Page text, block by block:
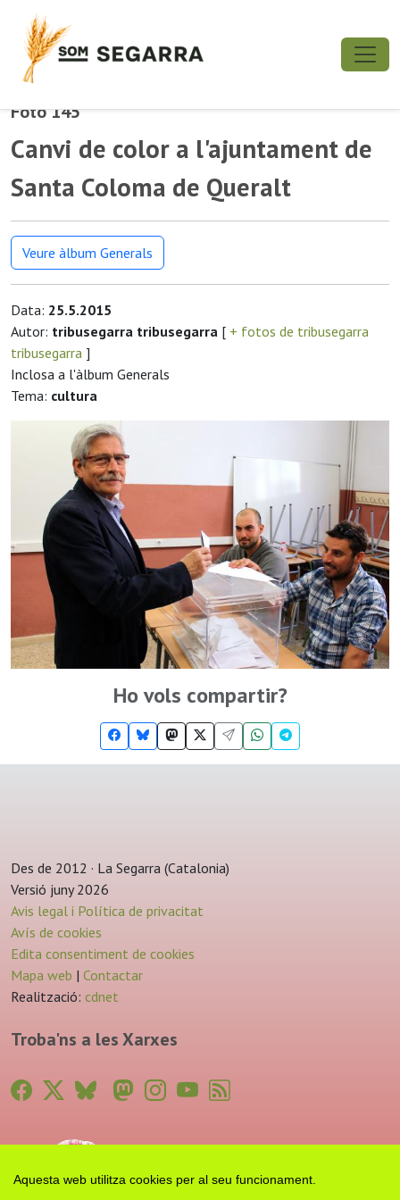
Aquesta web utilitza cookies per al seu funcionament.
Foto 145
Canvi de color a l'ajuntament de
Santa Coloma de Queralt
Veure àlbum Generals
Data: 25.5.2015
Autor: tribusegarra tribusegarra [ + fotos de tribusegarra
tribusegarra ]
Inclosa a l'àlbum Generals
Tema: cultura
Ho vols compartir?
Des de 2012 · La Segarra (Catalonia)
Versió juny 2026
Avis legal i Política de privacitat
Avís de cookies
Edita consentiment de cookies
Mapa web | Contactar
Realització: cdnet
Troba'ns a les Xarxes